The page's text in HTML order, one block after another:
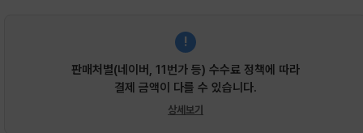
!
판매처별(네이버, 11번가 등) 수수료 정책에 따라
결제 금액이 다를 수 있습니다.
상세보기